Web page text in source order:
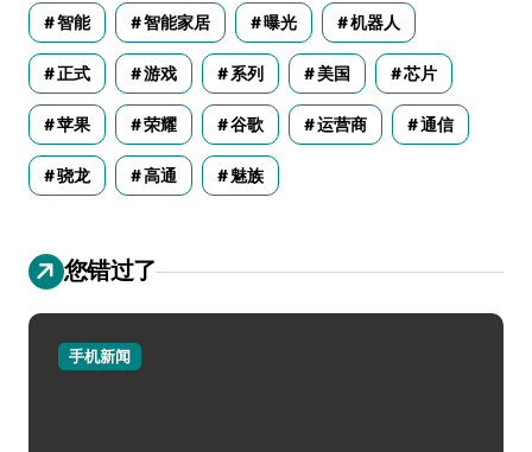
智能 智能家居 曝光 机器人
正式 游戏 系列 美国 芯片
苹果 荣耀 谷歌 运营商 通信
骁龙 高通 魅族
您错过了
手机新闻